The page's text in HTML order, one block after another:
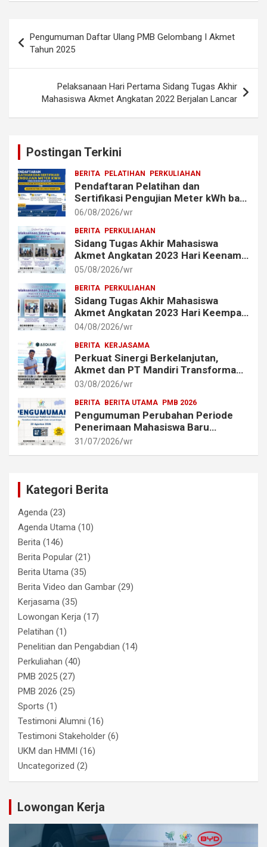
navigation
Pengumuman Daftar Ulang PMB Gelombang I Akmet
Tahun 2025
Pelaksanaan Hari Pertama Sidang Tugas Akhir
Mahasiswa Akmet Angkatan 2022 Berjalan Lancar
Postingan Terkini
BERITA PELATIHAN PERKULIAHAN
Pendaftaran Pelatihan dan
Sertifikasi Pengujian Meter kWh bagi
Mahasiswa dan Alumni Akmet
06/08/2026 wr
BERITA PERKULIAHAN
Sidang Tugas Akhir Mahasiswa
Akmet Angkatan 2023 Hari Keenam
Berlangsung Lancar
05/08/2026 wr
BERITA PERKULIAHAN
Sidang Tugas Akhir Mahasiswa
Akmet Angkatan 2023 Hari Keempat
dan Kelima Berlangsung Lancar
04/08/2026 wr
BERITA KERJASAMA
Perkuat Sinergi Berkelanjutan,
Akmet dan PT Mandiri Transforma
Global (MTG) Resmi Perpanjang
03/08/2026 wr
BERITA BERITA UTAMA PMB 2026
Pengumuman Perubahan Periode
Penerimaan Mahasiswa Baru
Akademi Metrologi dan
31/07/2026 wr
Kategori Berita
Agenda (23)
Agenda Utama (10)
Berita (146)
Berita Popular (21)
Berita Utama (35)
Berita Video dan Gambar (29)
Kerjasama (35)
Lowongan Kerja (17)
Pelatihan (1)
Penelitian dan Pengabdian (14)
Perkuliahan (40)
PMB 2025 (27)
PMB 2026 (25)
Sports (1)
Testimoni Alumni (16)
Testimoni Stakeholder (6)
UKM dan HMMI (16)
Uncategorized (2)
Lowongan Kerja